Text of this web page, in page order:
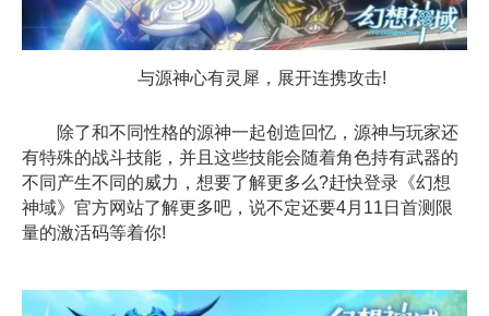
与源神心有灵犀，展开连携攻击!
除了和不同性格的源神一起创造回忆，源神与玩家还
有特殊的战斗技能，并且这些技能会随着角色持有武器的
不同产生不同的威力，想要了解更多么?赶快登录《幻想
神域》官方网站了解更多吧，说不定还要4月11日首测限
量的激活码等着你!